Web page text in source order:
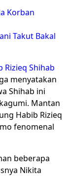
Korban
Takut Bakal
Shihab
menyatakan
Shihab ini
Mantan
Habib Rizieq
fenomenal
beberapa
Nikita